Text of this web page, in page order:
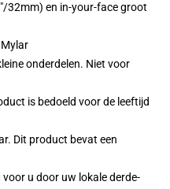
32mm) en in-your-face groot
onderdelen. Niet voor
is bedoeld voor de leeftijd
Dit product bevat een
u door uw lokale derde-